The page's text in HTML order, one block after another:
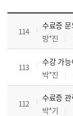
국가회계이론 과정 목록 으로 번호, 제목, 작성자, 조회수, 등록 일로 나열 되고 있습니다.
114
수료증 문
방*진
113
수강 가능
박*진
112
수료증 관
박*기